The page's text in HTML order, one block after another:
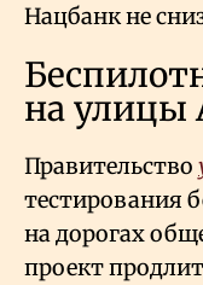
Нацбанк не
на улицы
Правительство
тестирования
на дорогах
проект